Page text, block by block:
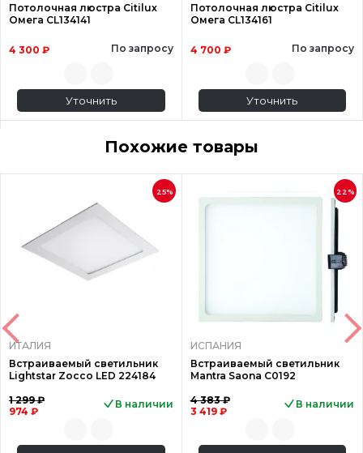
Потолочная люстра Citilux
Омега CL134141
4 300 ₽ По запросу
Уточнить
Потолочная люстра Citilux
Омега CL134161
4 700 ₽ По запросу
Уточнить
Похожие товары
25%
ИТАЛИЯ
Встраиваемый светильник
Lightstar Zocco LED 224184
1 299 ₽
974 ₽
В наличии
22%
ИСПАНИЯ
Встраиваемый светильник
Mantra Saona C0192
4 383 ₽
3 419 ₽
В наличии